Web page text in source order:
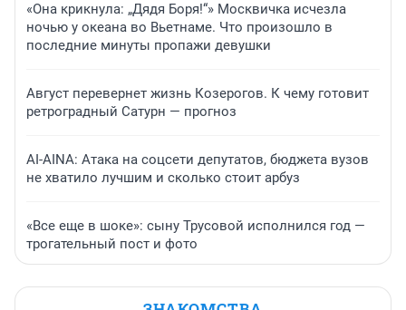
«Она крикнула: „Дядя Боря!“» Москвичка исчезла
ночью у океана во Вьетнаме. Что произошло в
последние минуты пропажи девушки
Август перевернет жизнь Козерогов. К чему готовит
ретроградный Сатурн — прогноз
AI-AINA: Атака на соцсети депутатов, бюджета вузов
не хватило лучшим и сколько стоит арбуз
«Все еще в шоке»: сыну Трусовой исполнился год —
трогательный пост и фото